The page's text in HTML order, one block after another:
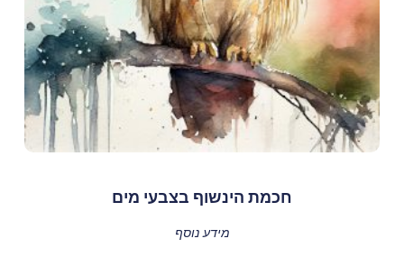
חכמת הינשוף בצבעי מים
מידע נוסף